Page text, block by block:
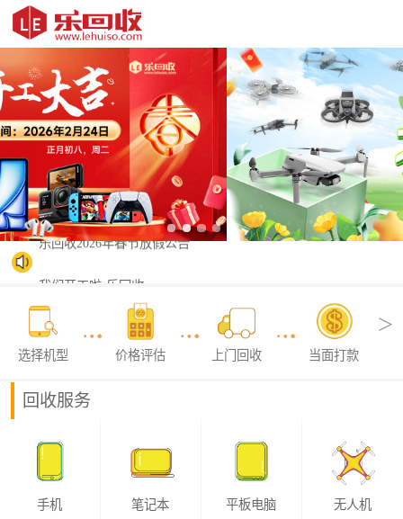
乐回收2026年春节放假公告
选择机型 价格评估 上门回收 当面打款
＞
回收服务
手机 笔记本 平板电脑 无人机